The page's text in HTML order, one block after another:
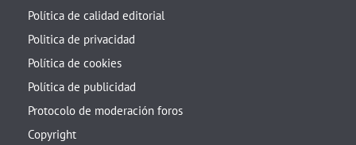
Política de calidad editorial
Politica de privacidad
Política de cookies
Política de publicidad
Protocolo de moderación foros
Copyright